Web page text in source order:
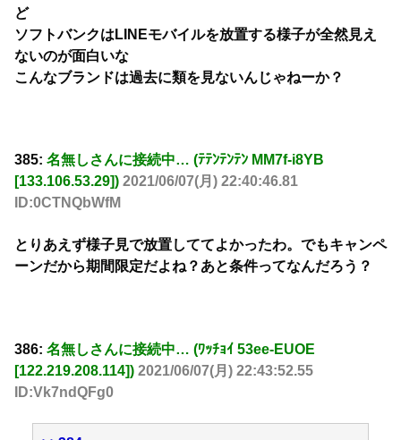
ど
ソフトバンクはLINEモバイルを放置する様子が全然見え
ないのが面白いな
こんなブランドは過去に類を見ないんじゃねーか？
385: 名無しさんに接続中… (ﾃﾃﾝﾃﾝﾃﾝ MM7f-i8YB
[133.106.53.29]) 2021/06/07(月) 22:40:46.81
ID:0CTNQbWfM
とりあえず様子見で放置しててよかったわ。でもキャンペ
ーンだから期間限定だよね？あと条件ってなんだろう？
386: 名無しさんに接続中… (ﾜｯﾁｮｲ 53ee-EUOE
[122.219.208.114]) 2021/06/07(月) 22:43:52.55
ID:Vk7ndQFg0